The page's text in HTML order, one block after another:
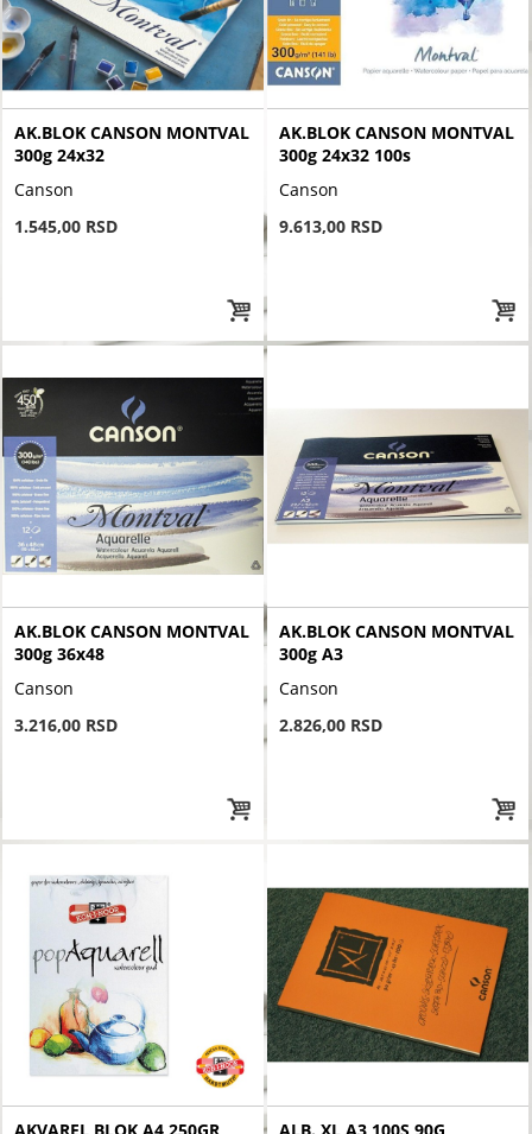
AK.BLOK CANSON MONTVAL
300g 24x32
Canson
1.545,00 RSD
AK.BLOK CANSON MONTVAL
300g 24x32 100s
Canson
9.613,00 RSD
AK.BLOK CANSON MONTVAL
300g 36x48
Canson
3.216,00 RSD
AK.BLOK CANSON MONTVAL
300g A3
Canson
2.826,00 RSD